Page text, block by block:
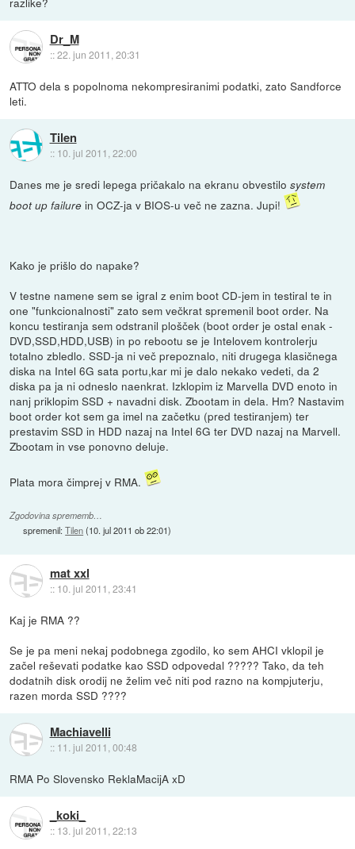
Dr_M
::22. jun 2011, 20:31
ATTO dela s popolnoma nekompresiranimi podatki, zato Sandforce
leti.
Tilen
:: 10. jul 2011, 22:00
Danes me je sredi lepega pričakalo na ekranu obvestilosystem
boot up failure in OCZ-ja v BIOS-u več ne zazna. Jupi!
Kako je prišlo do napake?
V testne namene sem se igral z enim boot CD-jem in testiral te in
one "funkcionalnosti" zato sem večkrat spremenil boot order. Na
koncu testiranja sem odstranil plošček (boot order je ostal enak -
DVD,SSD,HDD,USB) in po rebootu se je Intelovem kontrolerju
totalno zbledlo. SSD-ja ni več prepoznalo, niti drugega klasičnega
diska na Intel 6G sata portu,kar mi je dalo nekako vedeti, da 2
diska pa ja ni odneslo naenkrat. Izklopim iz Marvella DVD enoto in
nanj priklopim SSD + navadni disk. Zbootam in dela. Hm? Nastavim
boot order kot sem ga imel na začetku (pred testiranjem) ter
prestavim SSD in HDD nazaj na Intel 6G ter DVD nazaj na Marvell.
Zbootam in vse ponovno deluje.
Plata mora čimprej v RMA.
Zgodovina sprememb…
spremenil:Tilen(10. jul 2011 ob 22:01)
mat xxl
:: 10. jul 2011, 23:41
Kaj je RMA ??
Se je pa meni nekaj podobnega zgodilo, ko sem AHCI vklopil je
začel reševati podatke kao SSD odpovedal ????? Tako, da teh
dodatnih disk orodij ne želim več niti pod razno na kompjuterju,
razen morda SSD ????
Machiavelli
:: 11. jul 2011, 00:48
RMA Po Slovensko ReklaMacijA xD
_koki_
:: 13. jul 2011, 22:13